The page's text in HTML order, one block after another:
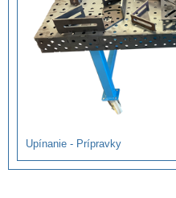
Upínanie - Prípravky